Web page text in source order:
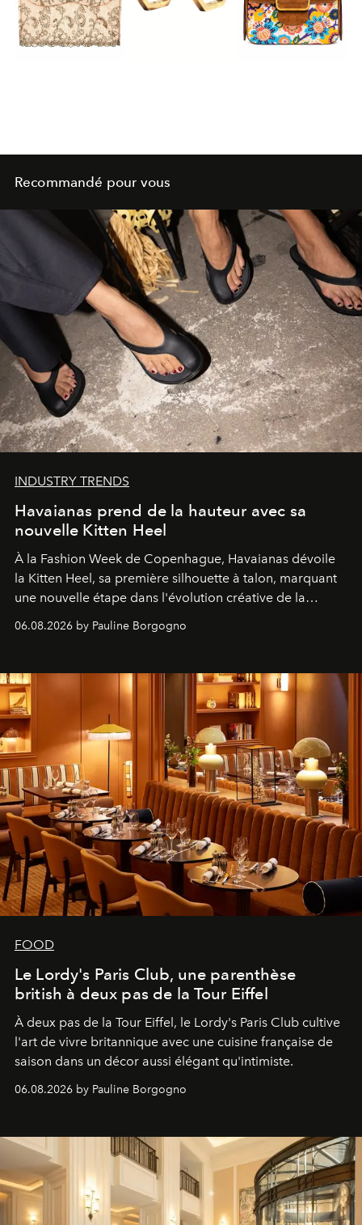
Recommandé pour vous
INDUSTRY TRENDS
Havaianas prend de la hauteur avec sa
nouvelle Kitten Heel
À la Fashion Week de Copenhague, Havaianas dévoile
la Kitten Heel, sa première silhouette à talon, marquant
une nouvelle étape dans l'évolution créative de la
06.08.2026 by Pauline Borgogno
FOOD
Le Lordy's Paris Club, une parenthèse
british à deux pas de la Tour Eiffel
À deux pas de la Tour Eiffel, le Lordy's Paris Club cultive
l'art de vivre britannique avec une cuisine française de
saison dans un décor aussi élégant qu'intimiste.
06.08.2026 by Pauline Borgogno